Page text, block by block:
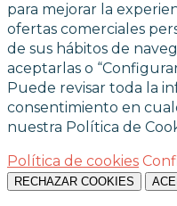
para mejorar la
ofertas comerciales
de sus hábitos de
aceptarlas o
Puede revisar toda la
consentimiento en
nuestra Política de
Política de cookies
RECHAZAR COOKIES